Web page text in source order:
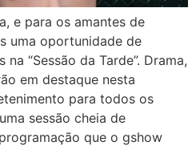
e para os amantes de
uma oportunidade de
“Sessão da Tarde”. Drama,
em destaque nesta
para todos os
sessão cheia de
que o gshow